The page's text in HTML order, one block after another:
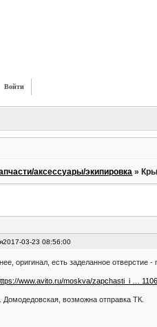
Войти
аксессуары/экипировка »
2017-03-23 08:56:00
оригинал, есть заделанное отверстие
www.avito.ru/moskva/zapchasti_i …
возможна отправка ТК.